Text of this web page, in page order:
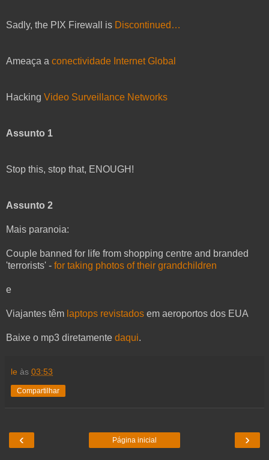
Sadly, the PIX Firewall is Discontinued…
Ameaça a conectividade Internet Global
Hacking Video Surveillance Networks
Assunto 1
Stop this, stop that, ENOUGH!
Assunto 2
Mais paranoia:
Couple banned for life from shopping centre and branded
'terrorists' - for taking photos of their grandchildren
e
Viajantes têm laptops revistados em aeroportos dos EUA
Baixe o mp3 diretamente daqui.
le às 03:53
Compartilhar
‹ ›
Página inicial